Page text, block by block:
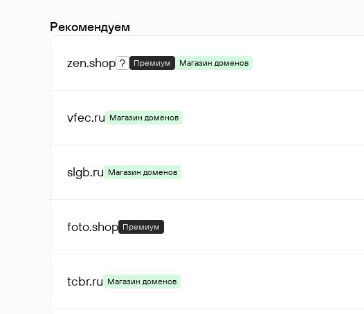
Рекомендуем
zen.shop ? Премиум Магазин доменов
vfec.ru Магазин доменов
slgb.ru Магазин доменов
foto.shop Премиум
tcbr.ru Магазин доменов